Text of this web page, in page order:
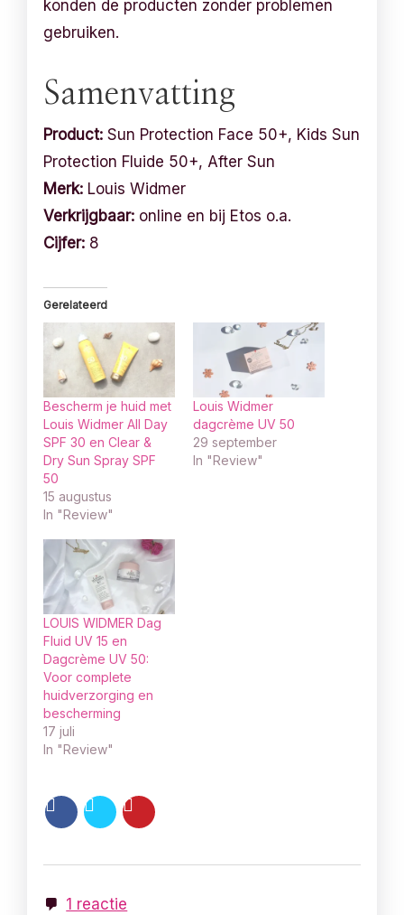
konden de producten zonder problemen
gebruiken.
Samenvatting
Product:Sun Protection Face 50+, Kids Sun
Protection Fluide 50+, After Sun
Merk: Louis Widmer
Verkrijgbaar: online en bij Etos o.a.
Cijfer: 8
Gerelateerd
Bescherm je huid met
Louis Widmer All Day
SPF 30 en Clear &
Dry Sun Spray SPF
50
15 augustus
In "Review"
Louis Widmer
dagcrème UV 50
29 september
In "Review"
LOUIS WIDMER Dag
Fluid UV 15 en
Dagcrème UV 50:
Voor complete
huidverzorging en
bescherming
17 juli
In "Review"
1 reactie